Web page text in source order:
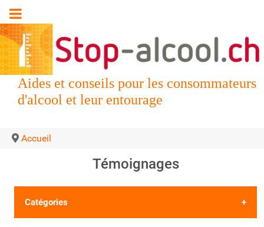
Aides et conseils pour les consommateurs
d'alcool et leur entourage
Accueil
Témoignages
Catégories